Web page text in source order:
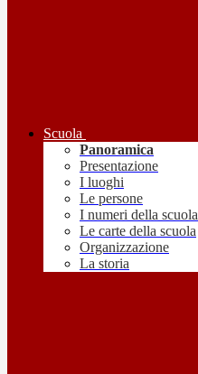
Scuola
Panoramica
Presentazione
I luoghi
Le persone
I numeri della scuola
Le carte della scuola
Organizzazione
La storia